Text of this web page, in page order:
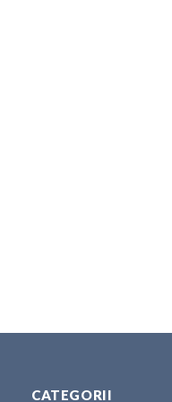
CATEGORII